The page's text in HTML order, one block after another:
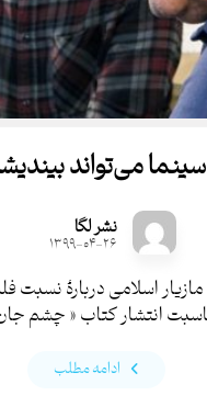
سینما می‌تواند
نشر لگا
۱۳۹۹-۰۴-۲۶
اسلامی دربارۀ نسبت
انتشار کتاب « چشم
ادامه مطلب